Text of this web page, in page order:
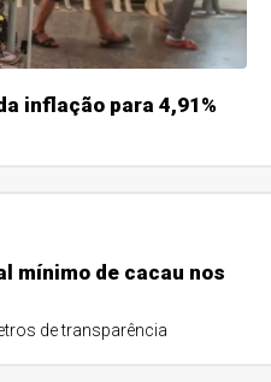
inflação para 4,91%
mínimo de cacau nos
de transparência